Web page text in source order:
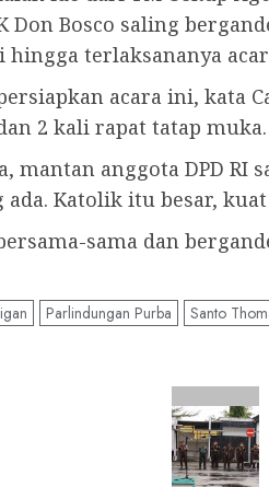
Don Bosco saling
hingga terlaksananya
acara ini, kata
2 kali rapat tatap
mantan anggota DPD
ada. Katolik itu besar,
sama dan
Parlindungan Purba Santo